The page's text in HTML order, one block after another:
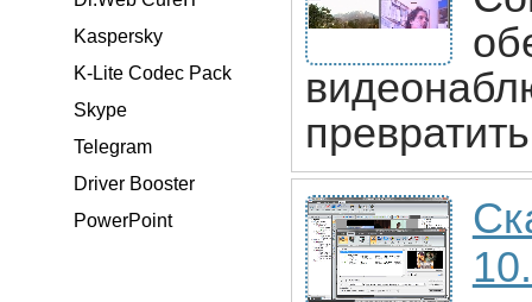
Kaspersky
K-Lite Codec Pack
Skype
Telegram
Driver Booster
PowerPoint